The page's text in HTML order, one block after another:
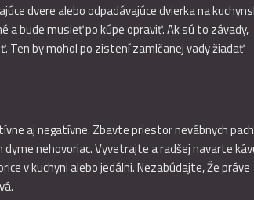
dvere alebo odpadávajúce dvierka na
a bude musieť po kúpe opraviť. Ak sú to závady,
Ten by mohol po zistení zamlčanej vady žiadať
aj negatívne. Zbavte priestor nevábnych
nehovoriac. Vyvetrajte a radšej navarte
v kuchyni alebo jedálni. Nezabúdajte, Že práve